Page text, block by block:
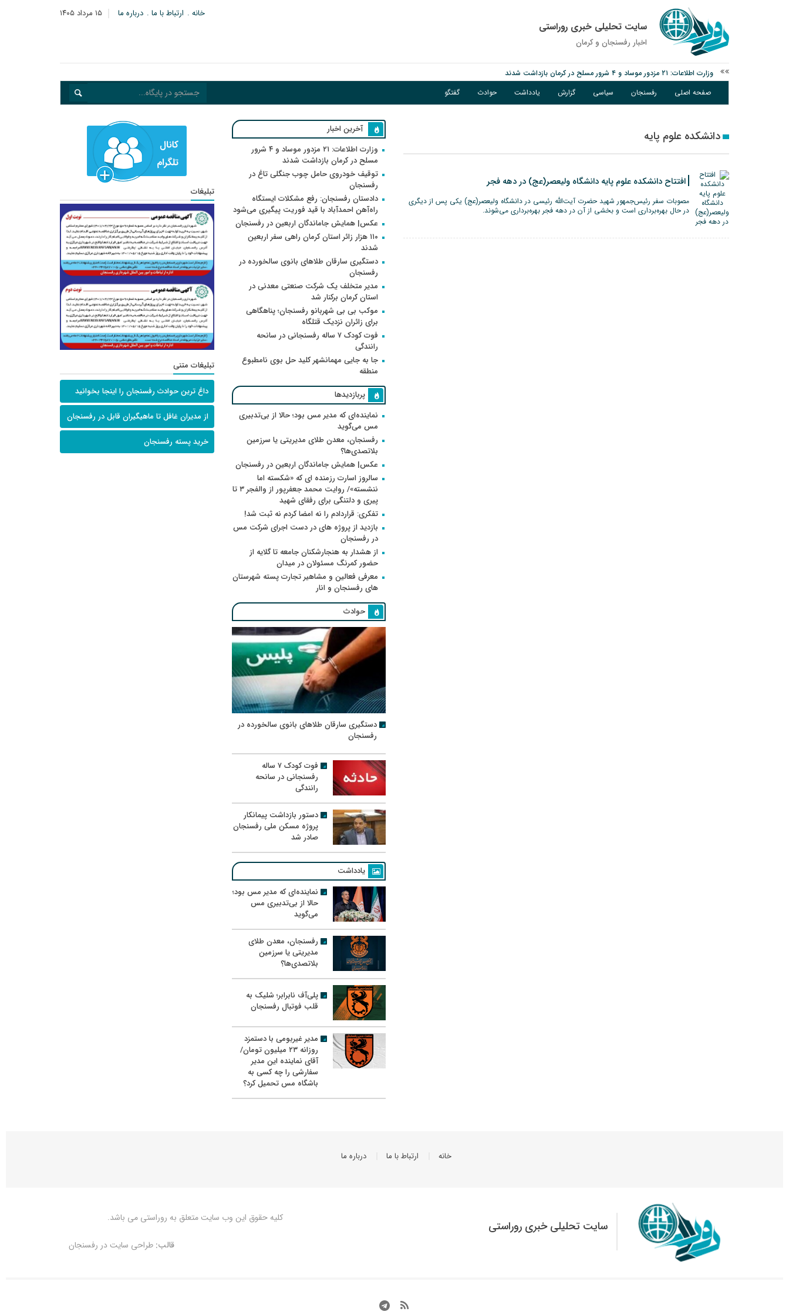
۱۵ مرداد ۱۴۰۵ خانه ارتباط با ما درباره ما
سایت تحلیلی خبری روراستی
اخبار رفسنجان و كرمان
وزارت اطلاعات: ۲۱ مزدور موساد و ۴ شرور مسلح در کرمان بازداشت شدند
توقیف خودروی حامل چوب جنگلی تاغ در رفسنجان
دادستان رفسنجان: رفع مشکلات ایستگاه راه‌آهن احمدآباد با قید فوریت پیگیری می‌شود
صفحه اصلی رفسنجان سیاسی گزارش یادداشت حوادث گفتگو
دانشکده علوم پایه
افتتاح دانشکده علوم پایه دانشگاه ولیعصر(عج) در دهه فجر
مصوبات سفر رئیس‌جمهور شهید حضرت آیت‌الله رئیسی در دانشگاه ولیعصر(عج) یکی پس از دیگری
در حال بهره‌برداری است و بخشی از آن در دهه فجر بهره‌برداری می‌شوند.
آخرین اخبار
وزارت اطلاعات: ۲۱ مزدور موساد و ۴ شرور
مسلح در کرمان بازداشت شدند
توقیف خودروی حامل چوب جنگلی تاغ در
رفسنجان
دادستان رفسنجان: رفع مشکلات ایستگاه
راه‌آهن احمدآباد با قید فوریت پیگیری می‌شود
عکس| همایش جاماندگان اربعین در رفسنجان
۱۱۰ هزار زائر استان کرمان راهی سفر اربعین
شدند
دستگیری سارقان طلاهای بانوی سالخورده در
رفسنجان
مدیر متخلف یک شرکت صنعتی معدنی در
استان کرمان برکنار شد
موکب بی بی شهربانو رفسنجان؛ پناهگاهی
برای زائران نزدیک قتلگاه
فوت کودک ۷ ساله رفسنجانی در سانحه
رانندگی
جا به جایی مهمانشهر کلید حل بوی نامطبوع
منطقه
پربازدیدها
نماینده‌ای که مدیر مس بود؛ حالا از بی‌تدبیری
مس می‌گوید
رفسنجان، معدن طلای مدیریتی یا سرزمین
بلاتصدی‌ها؟
عکس| همایش جاماندگان اربعین در رفسنجان
سالروز اسارت رزمنده ای که «شکسته اما
ننشسته»/ روایت محمد جعفرپور از والفجر ۳ تا
پیری و دلتنگی برای رفقای شهید
تفکری: قراردادم را نه امضا کردم نه ثبت شد!
بازدید از پروژه های در دست اجرای شرکت مس
در رفسنجان
از هشدار به هنجارشکنان جامعه تا گلایه از
حضور کمرنگ مسئولان در میدان
معرفی فعالین و مشاهیر تجارت پسته شهرستان
های رفسنجان و انار
حوادث
دستگیری سارقان طلاهای بانوی سالخورده در
رفسنجان
فوت کودک ۷ ساله
رفسنجانی در سانحه
رانندگی
دستور بازداشت پیمانکار
پروژه مسکن ملی رفسنجان
صادر شد
یادداشت
نماینده‌ای که مدیر مس بود؛
حالا از بی‌تدبیری مس
می‌گوید
رفسنجان، معدن طلای
مدیریتی یا سرزمین
بلاتصدی‌ها؟
پلی‌آف نابرابر؛ شلیک به
قلب فوتبال رفسنجان
مدیر غیربومی با دستمزد
روزانه ۲۳ میلیون تومان/
آقای نماینده این مدیر
سفارشی را چه کسی به
باشگاه مس تحمیل کرد؟
تبلیغات
تبلیغات متنی
داغ ترین حوادث رفسنجان را اینجا بخوانید
از مدیران غافل تا ماهیگیران قابل در رفسنجان
خرید پسته رفسنجان
خانه ارتباط با ما درباره ما
سایت تحلیلی خبری روراستی
کلیه حقوق این وب سایت متعلق به روراستی می باشد.
قالب: طراحی سایت در رفسنجان